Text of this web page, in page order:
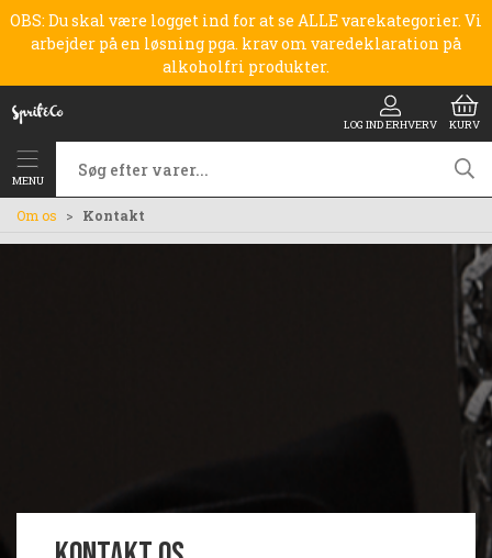
OBS: Du skal være logget ind for at se ALLE varekategorier. Vi
arbejder på en løsning pga. krav om varedeklaration på
alkoholfri produkter.
LOG IND ERHVERV KURV
MENU
Om os Kontakt